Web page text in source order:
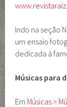
Indo na seção
um ensaio
dedicada à
Músicas para
Em Músicas >